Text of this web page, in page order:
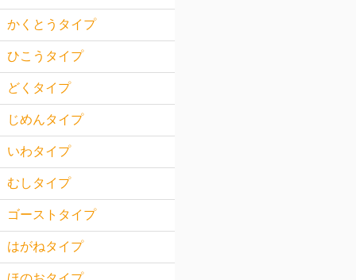
かくとうタイプ
ひこうタイプ
どくタイプ
じめんタイプ
いわタイプ
むしタイプ
ゴーストタイプ
はがねタイプ